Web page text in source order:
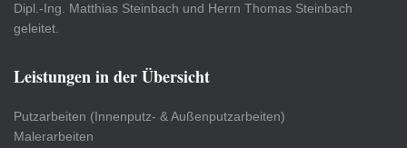
Dipl.-Ing. Matthias Steinbach und Herrn Thomas Steinbach
geleitet.
Leistungen in der Übersicht
Putzarbeiten (Innenputz- & Außenputzarbeiten)
Malerarbeiten